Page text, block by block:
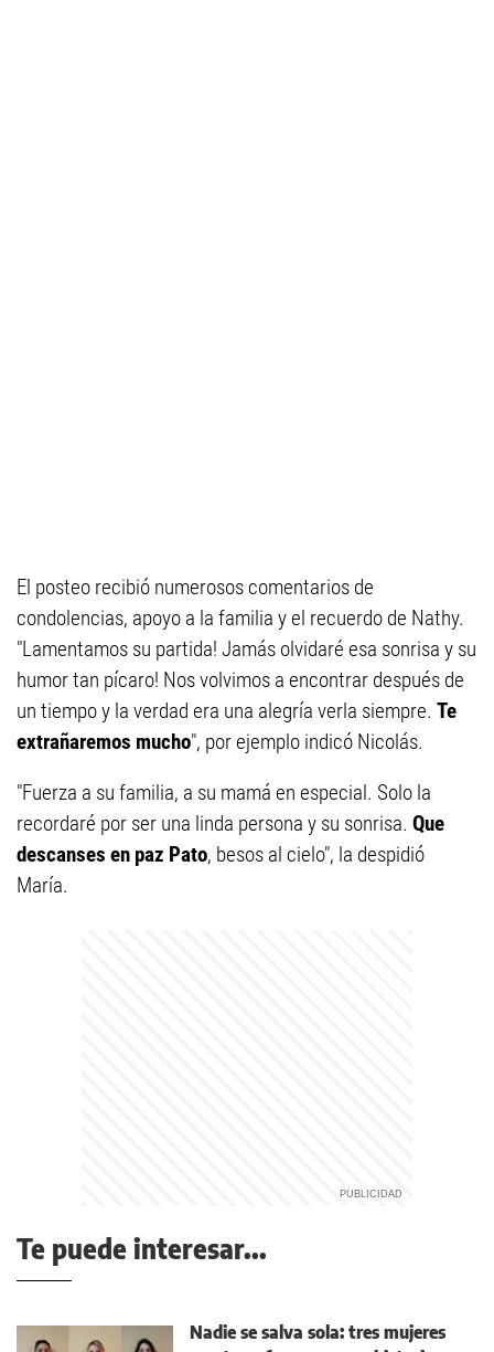
El posteo recibió numerosos comentarios de
condolencias, apoyo a la familia y el recuerdo de Nathy.
"Lamentamos su partida! Jamás olvidaré esa sonrisa y su
humor tan pícaro! Nos volvimos a encontrar después de
un tiempo y la verdad era una alegría verla siempre. Te
extrañaremos mucho", por ejemplo indicó Nicolás.
"Fuerza a su familia, a su mamá en especial. Solo la
recordaré por ser una linda persona y su sonrisa. Que
descanses en paz Pato, besos al cielo", la despidió
María.
Te puede interesar...
Nadie se salva sola: tres mujeres